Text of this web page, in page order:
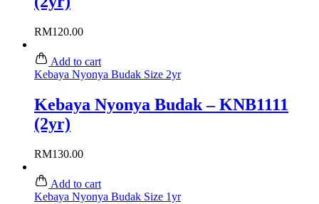
RM120.00
Add to cart
Kebaya Nyonya Budak Size 2yr
Kebaya Nyonya Budak – KNB1111
(2yr)
RM130.00
Add to cart
Kebaya Nyonya Budak Size 1yr